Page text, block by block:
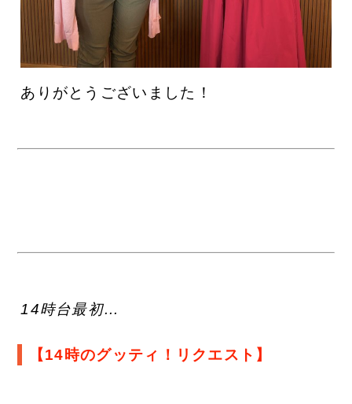
ありがとうございました！
14時台最初…
【14時のグッティ！リクエスト】